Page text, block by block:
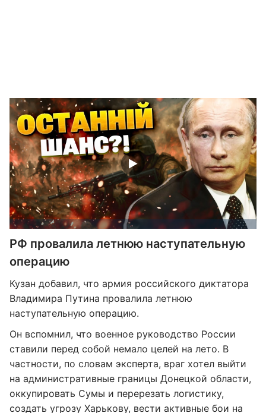
РФ провалила летнюю наступательную
операцию
Кузан добавил, что армия российского диктатора
Владимира Путина провалила летнюю
наступательную операцию.
Он вспомнил, что военное руководство России
ставили перед собой немало целей на лето. В
частности, по словам эксперта, враг хотел выйти
на административные границы Донецкой области,
оккупировать Сумы и перерезать логистику,
создать угрозу Харькову, вести активные бои на